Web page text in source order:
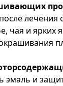
лечения
чая и ярких
эмаль и